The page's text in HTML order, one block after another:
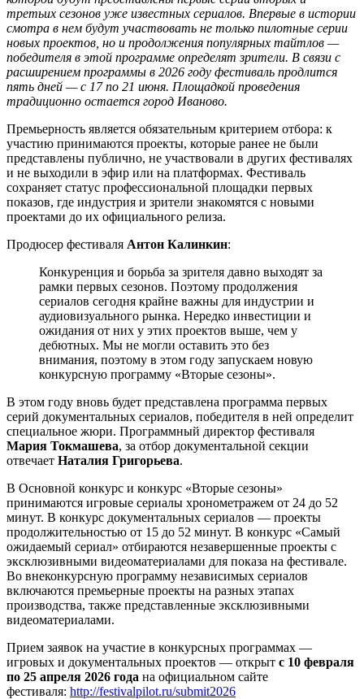
третьих сезонов уже известных сериалов. Впервые в истории
смотра в нем будут участвовать не только пилотные серии
новых проектов, но и продолжения популярных тайтлов —
победителя в этой программе определят зрители. В связи с
расширением программы в 2026 году фестиваль продлится
пять дней — с 17 по 21 июня. Площадкой проведения
традиционно остается город Иваново.
Премьерность является обязательным критерием отбора: к
участию принимаются проекты, которые ранее не были
представлены публично, не участвовали в других фестивалях
и не выходили в эфир или на платформах. Фестиваль
сохраняет статус профессиональной площадки первых
показов, где индустрия и зрители знакомятся с новыми
проектами до их официального релиза.
Продюсер фестиваля Антон Калинкин:
Конкуренция и борьба за зрителя давно выходят за
рамки первых сезонов. Поэтому продолжения
сериалов сегодня крайне важны для индустрии и
аудиовизуального рынка. Нередко инвестиции и
ожидания от них у этих проектов выше, чем у
дебютных. Мы не могли оставить это без
внимания, поэтому в этом году запускаем новую
конкурсную программу «Вторые сезоны».
В этом году вновь будет представлена программа первых
серий документальных сериалов, победителя в ней определит
специальное жюри. Программный директор фестиваля
Мария Токмашева, за отбор документальной секции
отвечает Наталия Григорьева.
В Основной конкурс и конкурс «Вторые сезоны»
принимаются игровые сериалы хронометражем от 24 до 52
минут. В конкурс документальных сериалов — проекты
продолжительностью от 15 до 52 минут. В конкурс «Самый
ожидаемый сериал» отбираются незавершенные проекты с
эксклюзивными видеоматериалами для показа на фестивале.
Во внеконкурсную программу независимых сериалов
включаются премьерные проекты на разных этапах
производства, также представленные эксклюзивными
видеоматериалами.
Прием заявок на участие в конкурсных программах —
игровых и документальных проектов — открыт с 10 февраля
по 25 апреля 2026 года на официальном сайте
фестиваля: http://festivalpilot.ru/submit2026